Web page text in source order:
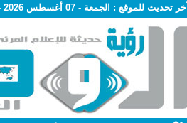
آخر تحديث للموقع : الجمعة - 07 أغسطس 2026 - 04:57 ص